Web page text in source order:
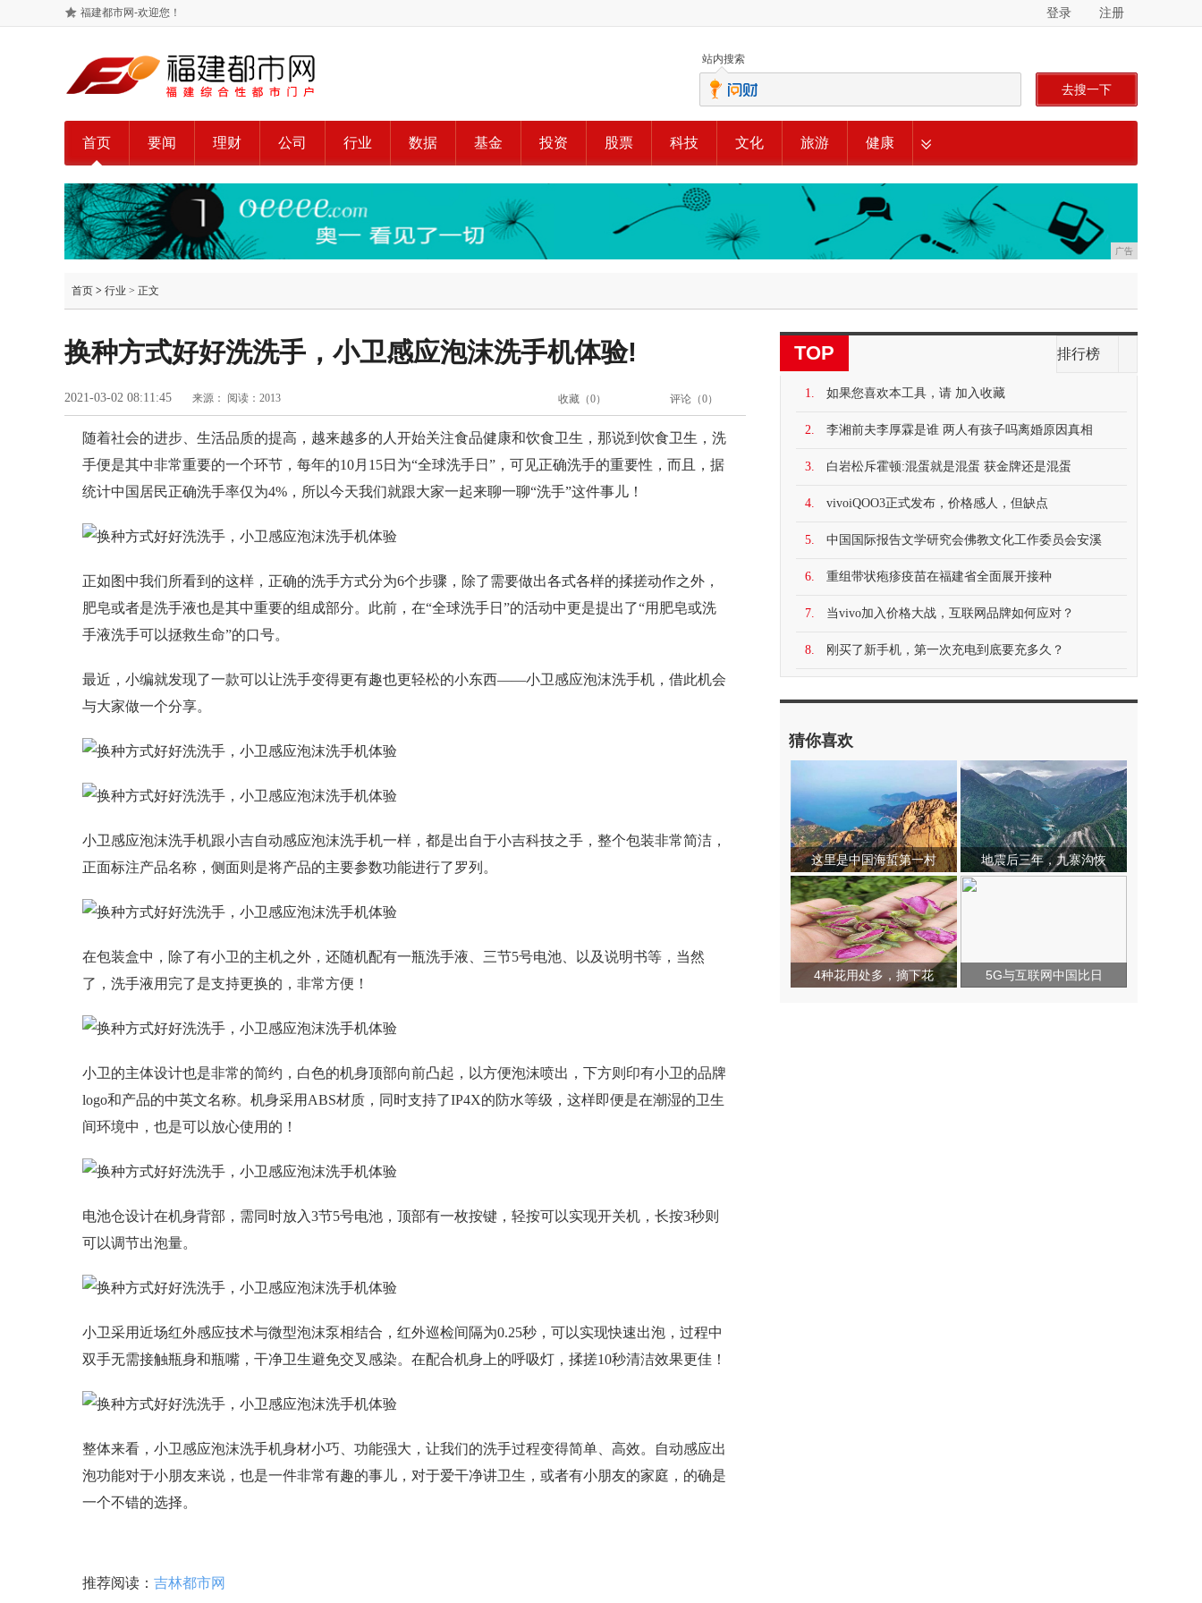
福建都市网-欢迎您！ 登录 注册
站内搜索
去搜一下
首页 要闻 理财 公司 行业 数据 基金 投资 股票 科技 文化 旅游 健康
广告
首页 > 行业 > 正文
换种方式好好洗洗手，小卫感应泡沫洗手机体验!
2021-03-02 08:11:45 来源： 阅读：2013 评论（0）
收藏（0）
随着社会的进步、生活品质的提高，越来越多的人开始关注食品健康和饮食卫生，那说到饮食卫生，洗
手便是其中非常重要的一个环节，每年的10月15日为“全球洗手日”，可见正确洗手的重要性，而且，据
统计中国居民正确洗手率仅为4%，所以今天我们就跟大家一起来聊一聊“洗手”这件事儿！
正如图中我们所看到的这样，正确的洗手方式分为6个步骤，除了需要做出各式各样的揉搓动作之外，
肥皂或者是洗手液也是其中重要的组成部分。此前，在“全球洗手日”的活动中更是提出了“用肥皂或洗
手液洗手可以拯救生命”的口号。
最近，小编就发现了一款可以让洗手变得更有趣也更轻松的小东西——小卫感应泡沫洗手机，借此机会
与大家做一个分享。
小卫感应泡沫洗手机跟小吉自动感应泡沫洗手机一样，都是出自于小吉科技之手，整个包装非常简洁，
正面标注产品名称，侧面则是将产品的主要参数功能进行了罗列。
在包装盒中，除了有小卫的主机之外，还随机配有一瓶洗手液、三节5号电池、以及说明书等，当然
了，洗手液用完了是支持更换的，非常方便！
小卫的主体设计也是非常的简约，白色的机身顶部向前凸起，以方便泡沫喷出，下方则印有小卫的品牌
logo和产品的中英文名称。机身采用ABS材质，同时支持了IP4X的防水等级，这样即便是在潮湿的卫生
间环境中，也是可以放心使用的！
电池仓设计在机身背部，需同时放入3节5号电池，顶部有一枚按键，轻按可以实现开关机，长按3秒则
可以调节出泡量。
小卫采用近场红外感应技术与微型泡沫泵相结合，红外巡检间隔为0.25秒，可以实现快速出泡，过程中
双手无需接触瓶身和瓶嘴，干净卫生避免交叉感染。在配合机身上的呼吸灯，揉搓10秒清洁效果更佳！
整体来看，小卫感应泡沫洗手机身材小巧、功能强大，让我们的洗手过程变得简单、高效。自动感应出
泡功能对于小朋友来说，也是一件非常有趣的事儿，对于爱干净讲卫生，或者有小朋友的家庭，的确是
一个不错的选择。
推荐阅读： 吉林都市网
TOP 排行榜
1. 如果您喜欢本工具，请 加入收藏
2. 李湘前夫李厚霖是谁 两人有孩子吗离婚原因真相
3. 白岩松斥霍顿:混蛋就是混蛋 获金牌还是混蛋
4. vivoiQOO3正式发布，价格感人，但缺点
5. 中国国际报告文学研究会佛教文化工作委员会安溪
6. 重组带状疱疹疫苗在福建省全面展开接种
7. 当vivo加入价格大战，互联网品牌如何应对？
8. 刚买了新手机，第一次充电到底要充多久？
猜你喜欢
这里是中国海蜇第一村 地震后三年，九寨沟恢
4种花用处多，摘下花 5G与互联网中国比日